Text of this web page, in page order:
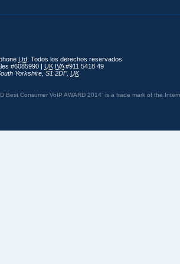
Ltd . Todos los derechos reservados
#6085990 | UK IVA#911 5418 49
Yorkshire S1 2DF, UK
Best Consumer VoIP AWARD 2014” is a trade mark of the